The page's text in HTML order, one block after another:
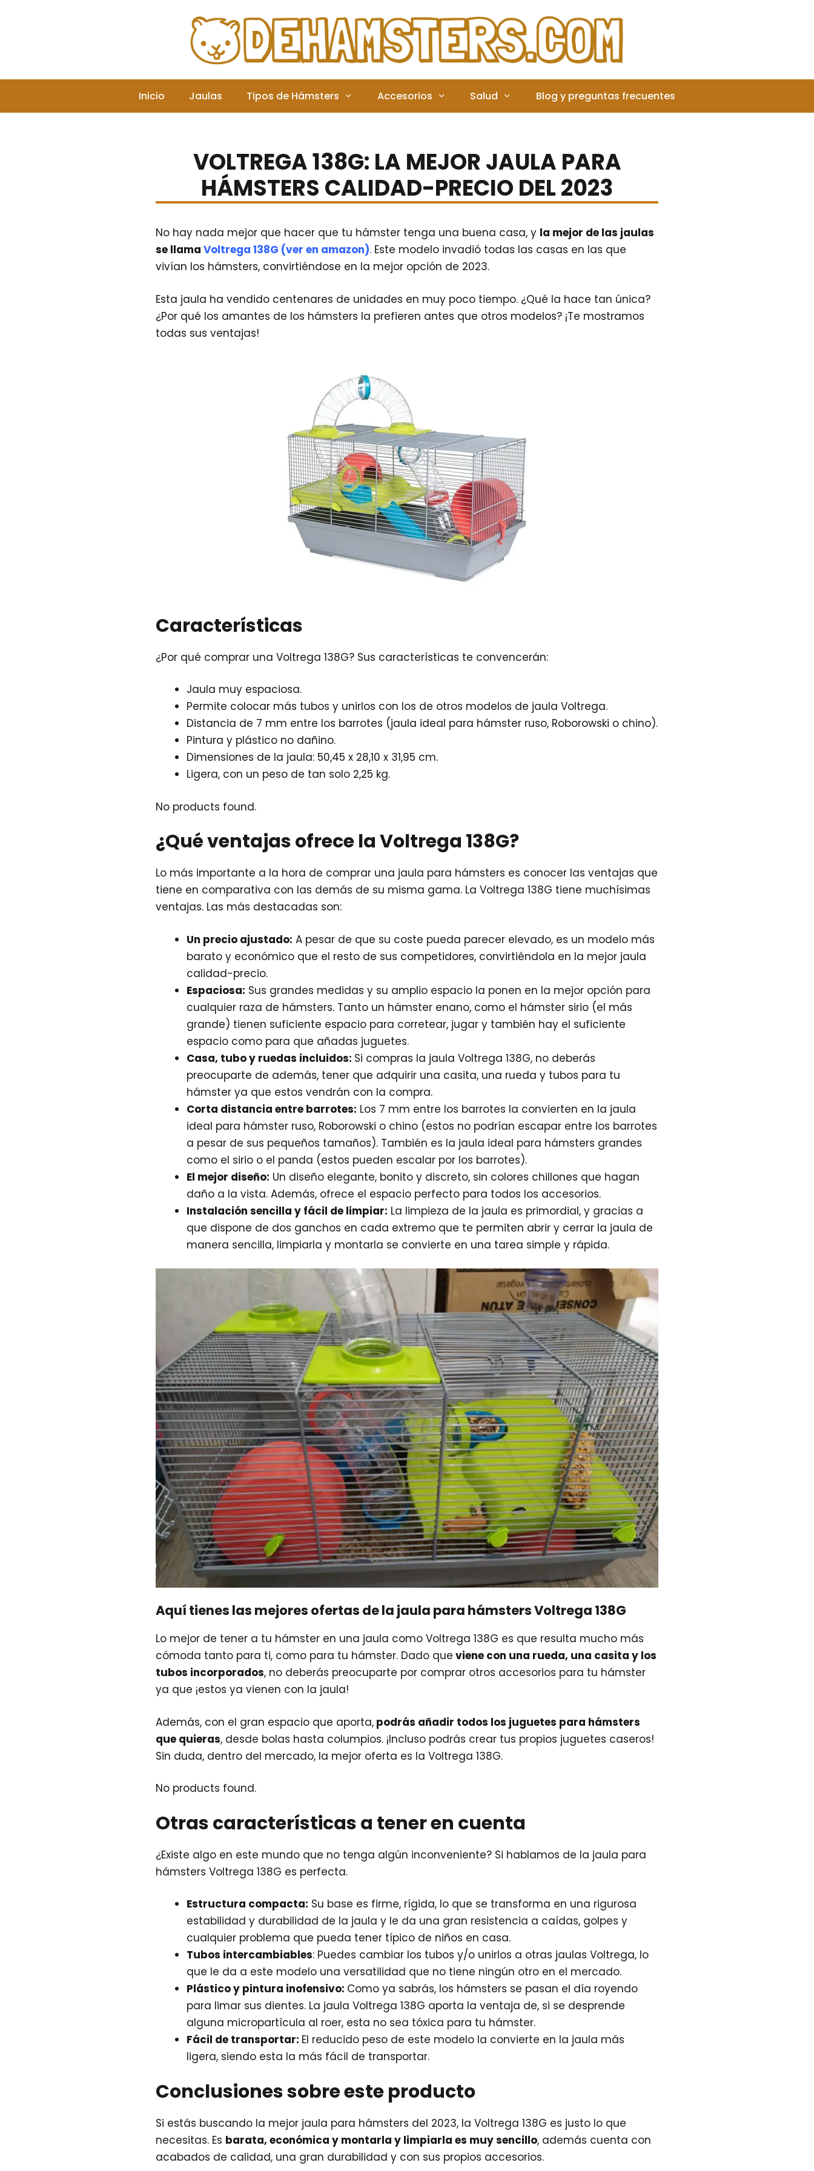
Inicio Jaulas Tipos de Hámsters Accesorios Salud Blog y preguntas frecuentes
VOLTREGA 138G: LA MEJOR JAULA PARA
HÁMSTERS CALIDAD-PRECIO DEL 2023
No hay nada mejor que hacer que tu hámster tenga una buena casa, y la mejor de las jaulas
se llama Voltrega 138G (ver en amazon). Este modelo invadió todas las casas en las que
vivían los hámsters, convirtiéndose en la mejor opción de 2023.
Esta jaula ha vendido centenares de unidades en muy poco tiempo. ¿Qué la hace tan única?
¿Por qué los amantes de los hámsters la prefieren antes que otros modelos? ¡Te mostramos
todas sus ventajas!
Características
¿Por qué comprar una Voltrega 138G? Sus características te convencerán:
Jaula muy espaciosa.
Permite colocar más tubos y unirlos con los de otros modelos de jaula Voltrega.
Distancia de 7 mm entre los barrotes (jaula ideal para hámster ruso, Roborowski o chino).
Pintura y plástico no dañino.
Dimensiones de la jaula: 50,45 x 28,10 x 31,95 cm.
Ligera, con un peso de tan solo 2,25 kg.
No products found.
¿Qué ventajas ofrece la Voltrega 138G?
Lo más importante a la hora de comprar una jaula para hámsters es conocer las ventajas que
tiene en comparativa con las demás de su misma gama. La Voltrega 138G tiene muchísimas
ventajas. Las más destacadas son:
Un precio ajustado: A pesar de que su coste pueda parecer elevado, es un modelo más
barato y económico que el resto de sus competidores, convirtiéndola en la mejor jaula
calidad-precio.
Espaciosa: Sus grandes medidas y su amplio espacio la ponen en la mejor opción para
cualquier raza de hámsters. Tanto un hámster enano, como el hámster sirio (el más
grande) tienen suficiente espacio para corretear, jugar y también hay el suficiente
espacio como para que añadas juguetes.
Casa, tubo y ruedas incluidos: Si compras la jaula Voltrega 138G, no deberás
preocuparte de además, tener que adquirir una casita, una rueda y tubos para tu
hámster ya que estos vendrán con la compra.
Corta distancia entre barrotes: Los 7 mm entre los barrotes la convierten en la jaula
ideal para hámster ruso, Roborowski o chino (estos no podrían escapar entre los barrotes
a pesar de sus pequeños tamaños). También es la jaula ideal para hámsters grandes
como el sirio o el panda (estos pueden escalar por los barrotes).
El mejor diseño: Un diseño elegante, bonito y discreto, sin colores chillones que hagan
daño a la vista. Además, ofrece el espacio perfecto para todos los accesorios.
Instalación sencilla y fácil de limpiar: La limpieza de la jaula es primordial, y gracias a
que dispone de dos ganchos en cada extremo que te permiten abrir y cerrar la jaula de
manera sencilla, limpiarla y montarla se convierte en una tarea simple y rápida.
Aquí tienes las mejores ofertas de la jaula para hámsters Voltrega 138G
Lo mejor de tener a tu hámster en una jaula como Voltrega 138G es que resulta mucho más
cómoda tanto para ti, como para tu hámster. Dado que viene con una rueda, una casita y los
tubos incorporados, no deberás preocuparte por comprar otros accesorios para tu hámster
ya que ¡estos ya vienen con la jaula!
Además, con el gran espacio que aporta, podrás añadir todos los juguetes para hámsters
que quieras, desde bolas hasta columpios. ¡Incluso podrás crear tus propios juguetes caseros!
Sin duda, dentro del mercado, la mejor oferta es la Voltrega 138G.
No products found.
Otras características a tener en cuenta
¿Existe algo en este mundo que no tenga algún inconveniente? Si hablamos de la jaula para
hámsters Voltrega 138G es perfecta.
Estructura compacta: Su base es firme, rígida, lo que se transforma en una rigurosa
estabilidad y durabilidad de la jaula y le da una gran resistencia a caídas, golpes y
cualquier problema que pueda tener típico de niños en casa.
Tubos intercambiables: Puedes cambiar los tubos y/o unirlos a otras jaulas Voltrega, lo
que le da a este modelo una versatilidad que no tiene ningún otro en el mercado.
Plástico y pintura inofensivo: Como ya sabrás, los hámsters se pasan el día royendo
para limar sus dientes. La jaula Voltrega 138G aporta la ventaja de, si se desprende
alguna micropartícula al roer, esta no sea tóxica para tu hámster.
Fácil de transportar: El reducido peso de este modelo la convierte en la jaula más
ligera, siendo esta la más fácil de transportar.
Conclusiones sobre este producto
Si estás buscando la mejor jaula para hámsters del 2023, la Voltrega 138G es justo lo que
necesitas. Es barata, económica y montarla y limpiarla es muy sencillo, además cuenta con
acabados de calidad, una gran durabilidad y con sus propios accesorios.